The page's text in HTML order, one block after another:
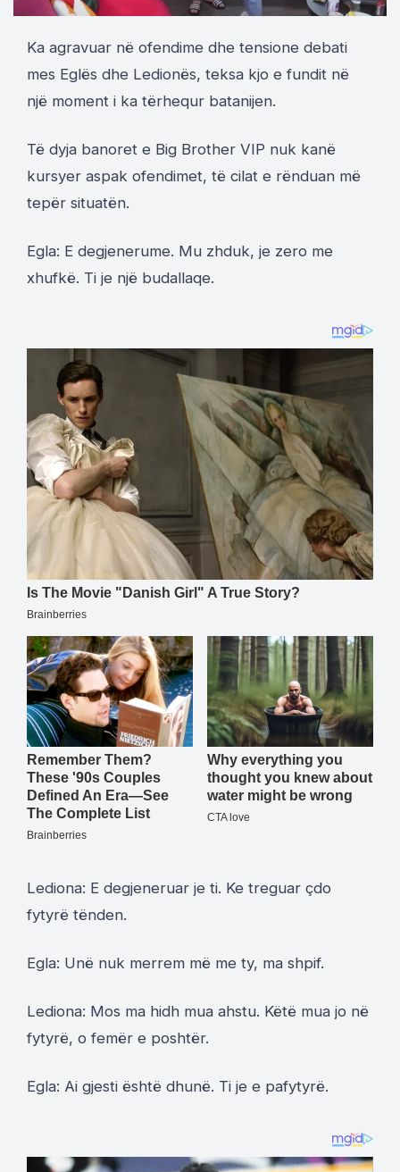
Ka agravuar në ofendime dhe tensione debati
mes Eglës dhe Ledionës, teksa kjo e fundit në
një moment i ka tërhequr batanijen.
Të dyja banoret e Big Brother VIP nuk kanë
kursyer aspak ofendimet, të cilat e rënduan më
tepër situatën.
Egla: E degjenerume. Mu zhduk, je zero me
xhufkë. Ti je një budallaqe.
Lediona: E degjeneruar je ti. Ke treguar çdo
fytyrë tënden.
Egla: Unë nuk merrem më me ty, ma shpif.
Lediona: Mos ma hidh mua ahstu. Këtë mua jo në
fytyrë, o femër e poshtër.
Egla: Ai gjesti është dhunë. Ti je e pafytyrë.